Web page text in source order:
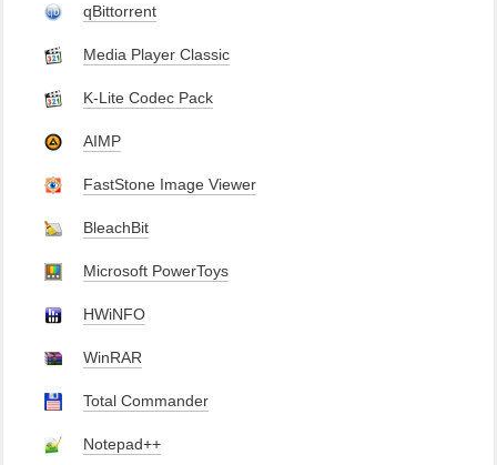
qBittorrent
Media Player Classic
K-Lite Codec Pack
AIMP
FastStone Image Viewer
BleachBit
Microsoft PowerToys
HWiNFO
WinRAR
Total Commander
Notepad++